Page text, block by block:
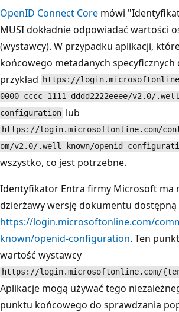
OpenID Connect Core mówi
MUSI dokładnie odpowiadać wartości
(wystawcy). W przypadku aplikacji,
końcowego metadanych specyficznych
przykład
https://
0000-cccc-1111-dddd2222eeee/v2.0/
configuration lub
https://login.microsoftonline.com/
om/v2.0/.well-known/openid-
wszystko, co jest potrzebne.
Identyfikator Entra firmy Microsoft ma
dzierżawy wersję dokumentu
https://login.microsoftonline.com/
known/openid-configuration. Ten
wartość wystawcy
https://login.microsoftonline.com/
Aplikacje mogą używać tego
punktu końcowego do sprawdzania